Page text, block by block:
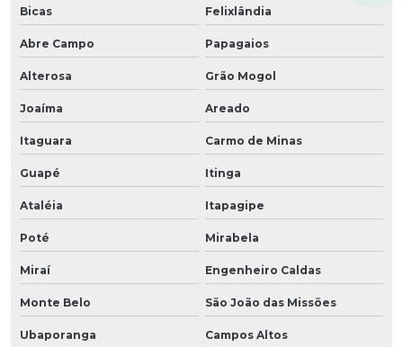
Bicas Felixlândia
Abre Campo Papagaios
Alterosa Grão Mogol
Joaíma Areado
Itaguara Carmo de Minas
Guapé Itinga
Ataléia Itapagipe
Poté Mirabela
Miraí Engenheiro Caldas
Monte Belo São João das Missões
Ubaporanga Campos Altos